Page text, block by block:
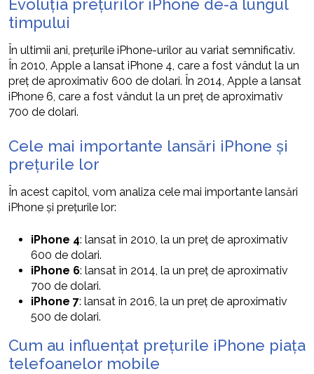
Evoluția prețurilor iPhone de-a lungul
timpului
În ultimii ani, prețurile iPhone-urilor au variat semnificativ.
În 2010, Apple a lansat iPhone 4, care a fost vândut la un
preț de aproximativ 600 de dolari. În 2014, Apple a lansat
iPhone 6, care a fost vândut la un preț de aproximativ
700 de dolari.
Cele mai importante lansări iPhone și
prețurile lor
În acest capitol, vom analiza cele mai importante lansări
iPhone și prețurile lor:
iPhone 4: lansat în 2010, la un preț de aproximativ
600 de dolari.
iPhone 6: lansat în 2014, la un preț de aproximativ
700 de dolari.
iPhone 7: lansat în 2016, la un preț de aproximativ
500 de dolari.
Cum au influențat prețurile iPhone piața
telefoanelor mobile